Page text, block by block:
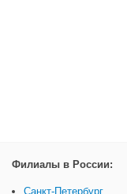
Филиалы в России:
Санкт-Петербург